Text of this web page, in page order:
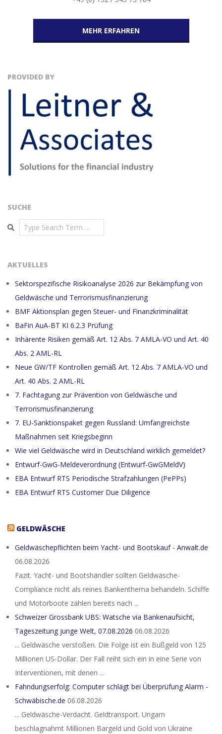
MEHR ERFAHREN
PROVIDED BY
SUCHE
Search
AKTUELLES
Sektorspezifische Risikoanalyse 2026 zur Bekämpfung von
Geldwäsche und Terrorismusfinanzierung
BMF Aktionsplan gegen Steuer- und Finanzkriminalität
BaFin AuA-BT KI 6.2.3 Prüfung
Inhärente Risiken gemäß Art. 12 Abs. 7 AMLA-VO und Art. 40
Abs. 2 AML-RL
Neue GW/TF Kontrollen gemäß Art. 12 Abs. 7 AMLA-VO und
Art. 40 Abs. 2 AML-RL
7. Fachtagung zur Prävention von Geldwäsche und
Terrorismusfinanzierung
7. EU-Sanktionspaket gegen Russland: Umfangreichste
Maßnahmen seit Kriegsbeginn
Wie viel Geldwäsche wird in Deutschland wirklich gemeldet?
Entwurf-GwG-Meldeverordnung (Entwurf-GwGMeldV)
EBA Entwurf RTS Periodische Strafzahlungen (PePPs)
EBA Entwurf RTS Customer Due Diligence
GELDWÄSCHE
Geldwäschepflichten beim Yacht- und Bootskauf - Anwalt.de
06.08.2026
Fazit. Yacht- und Bootshändler sollten Geldwäsche-
Compliance nicht als reines Bankenthema behandeln. Schiffe
und Motorboote zählen bereits nach ...
Schweizer Grossbank UBS: Watsche via Bankenaufsicht,
Tageszeitung junge Welt, 07.08.2026 06.08.2026
... Geldwäsche verstoßen. Die Folge ist ein Bußgeld von 125
Millionen US-Dollar. Der Fall reiht sich ein in eine Serie von
Interventionen, mit denen ...
Fahndungserfolg: Computer schlägt bei Überprüfung Alarm -
Schwäbische.de 06.08.2026
... Geldwäsche-Verdacht. Geldtransport. Ungarn
beschlagnahmt Millionen Bargeld und Gold von Ukraine